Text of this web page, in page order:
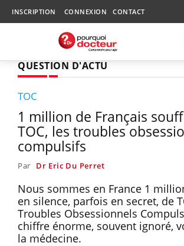
INSCRIPTION CONNEXION CONTACT
QUESTION D'ACTU
TOC
1 million de Français
TOC, les troubles
compulsifs
Par Dr Eric Du Perret
Nous sommes en France 1
en silence, parfois en secret, de
Troubles Obsessionnels
chiffre énorme, souvent ignoré,
la médecine.